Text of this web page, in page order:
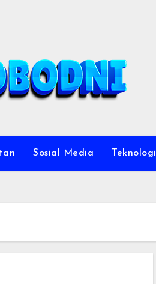
Sosial Media Teknologi